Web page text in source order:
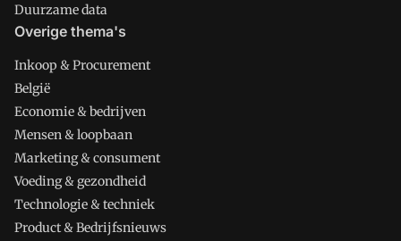
Duurzame data
Overige thema's
Inkoop & Procurement
België
Economie & bedrijven
Mensen & loopbaan
Marketing & consument
Voeding & gezondheid
Technologie & techniek
Product & Bedrijfsnieuws